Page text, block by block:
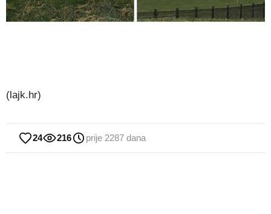
(lajk.hr)
24 216 prije 2287 dana